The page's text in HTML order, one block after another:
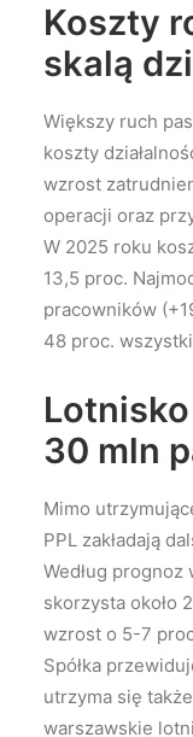
Koszty
skalą
Większy ruch
koszty
wzrost
operacji oraz
W 2025 roku
13,5 proc.
pracowników
48 proc.
30 mln
Mimo
PPL zakładają
Według
skorzysta około
wzrost o 5-7
Spółka
utrzyma się
warszawskie